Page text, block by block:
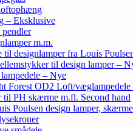
– Eksklusive
m.m.
til designlamper fra Louis
til design lamper –
– Nye
Forest OD2 Loft/væglampedele
til PH skærme m.fl. Second hand
Poulsen design lamper,